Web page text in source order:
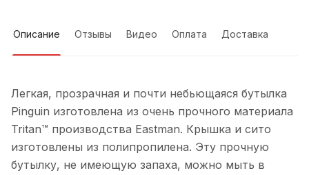
Описание Отзывы Видео Оплата Доставка
Легкая, прозрачная и почти небьющаяся бутылка
Pinguin изготовлена из очень прочного материала
Tritan™ производства Eastman. Крышка и сито
изготовлены из полипропилена. Эту прочную
бутылку, не имеющую запаха, можно мыть в